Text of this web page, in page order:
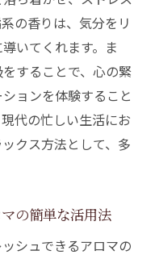
の香りは、気分をリ
いてくれます。ま
することで、心の緊
ョンを体験すること
代の忙しい生活にお
クス方法として、多
の簡単な活用法
シュできるアロマの